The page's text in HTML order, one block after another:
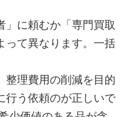
」に頼むか「専門買取
って異なります。一括
整理費用の削減を目的
行う依頼のが正しいで